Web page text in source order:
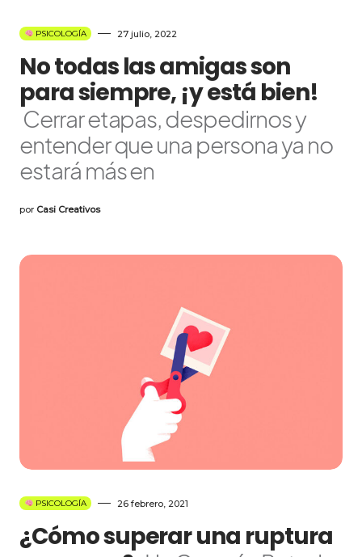
PSICOLOGÍA 27 julio, 2022
No todas las amigas son
para siempre, ¡y está bien!
Cerrar etapas, despedirnos y
entender que una persona ya no
estará más en
por Casi Creativos
PSICOLOGÍA 26 febrero, 2021
¿Cómo superar una ruptura